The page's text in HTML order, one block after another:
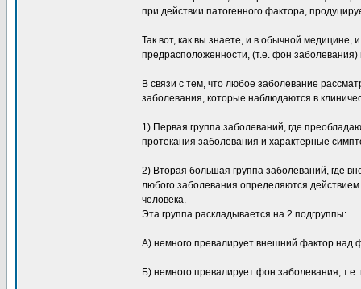
при действии патогенного фактора,
Так вот, как вы знаете, и в обычной медицине,
предрасположенности, (т.е. фон
В связи с тем, что любое заболевание
заболевания, которые наблюдаются в
1) Первая группа заболеваний, где
протекания заболевания и характерные
2) Вторая большая группа заболеваний, где
любого заболевания определяются
человека.
Эта группа раскладывается на 2 подгруппы:
А) немного превалирует внешний фактор над
Б) немного превалирует фон заболевания,